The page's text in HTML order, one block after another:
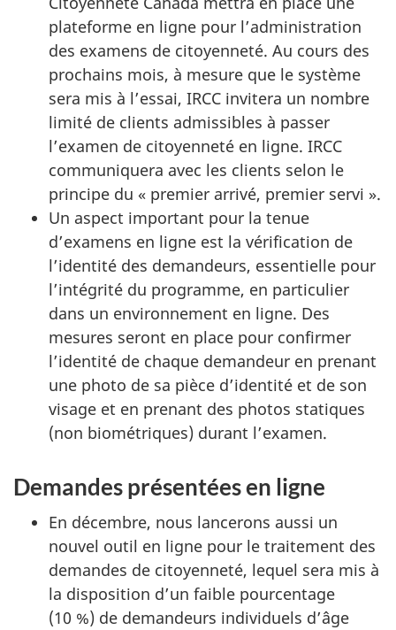
plateforme en ligne pour l’administration
des examens de citoyenneté. Au cours des
prochains mois, à mesure que le système
sera mis à l’essai, IRCC invitera un nombre
limité de clients admissibles à passer
l’examen de citoyenneté en ligne. IRCC
communiquera avec les clients selon le
principe du « premier arrivé, premier servi ».
Un aspect important pour la tenue
d’examens en ligne est la vérification de
l’identité des demandeurs, essentielle pour
l’intégrité du programme, en particulier
dans un environnement en ligne. Des
mesures seront en place pour confirmer
l’identité de chaque demandeur en prenant
une photo de sa pièce d’identité et de son
visage et en prenant des photos statiques
(non biométriques) durant l’examen.
Demandes présentées en ligne
En décembre, nous lancerons aussi un
nouvel outil en ligne pour le traitement des
demandes de citoyenneté, lequel sera mis à
la disposition d’un faible pourcentage
(10 %) de demandeurs individuels d’âge